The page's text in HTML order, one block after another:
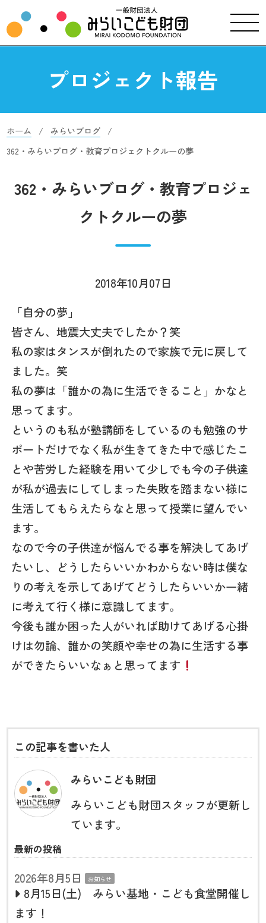
プロジェクト報告
ホーム
みらいブログ
362・みらいブログ・教育プロジェクトクルーの夢
362・みらいブログ・教育プロジェ
クトクルーの夢
2018年10月07日
「自分の夢」
皆さん、地震大丈夫でしたか？笑
私の家はタンスが倒れたので家族で元に戻して
ました。笑
私の夢は「誰かの為に生活できること」かなと
思ってます。
というのも私が塾講師をしているのも勉強のサ
ポートだけでなく私が生きてきた中で感じたこ
とや苦労した経験を用いて少しでも今の子供達
が私が過去にしてしまった失敗を踏まない様に
生活してもらえたらなと思って授業に望んでい
ます。
なので今の子供達が悩んでる事を解決してあげ
たいし、どうしたらいいかわからない時は僕な
りの考えを示してあげてどうしたらいいか一緒
に考えて行く様に意識してます。
今後も誰か困った人がいれば助けてあげる心掛
けは勿論、誰かの笑顔や幸せの為に生活する事
ができたらいいなぁと思ってます
この記事を書いた人
みらいこども財団
みらいこども財団スタッフが更新し
ています。
最新の投稿
2026年8月5日 お知らせ
8月15日(土) みらい基地・こども食堂開催し
ます！